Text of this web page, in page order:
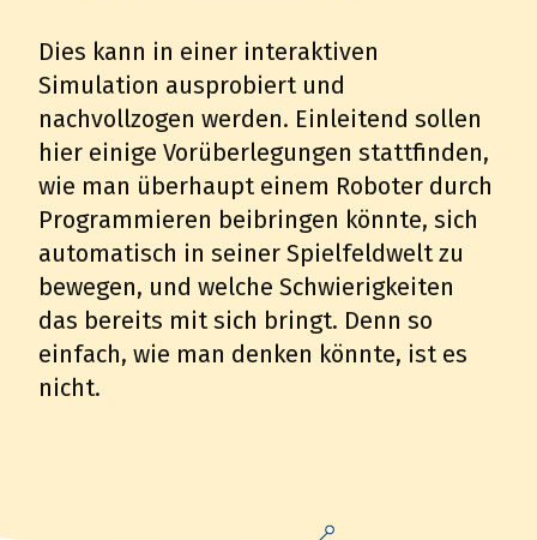
Dies kann in einer interaktiven
Simulation ausprobiert und
nachvollzogen werden. Einleitend sollen
hier einige Vorüberlegungen stattfinden,
wie man überhaupt einem Roboter durch
Programmieren beibringen könnte, sich
automatisch in seiner Spielfeldwelt zu
bewegen, und welche Schwierigkeiten
das bereits mit sich bringt. Denn so
einfach, wie man denken könnte, ist es
nicht.